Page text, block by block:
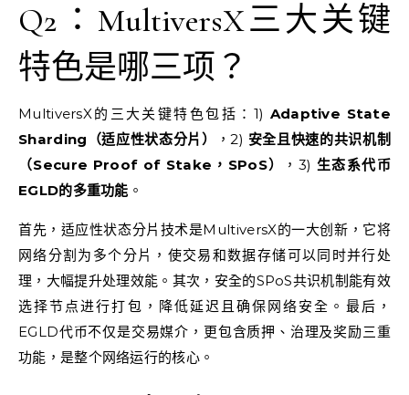
Q2：MultiversX三大关键
特色是哪三项？
MultiversX的三大关键特色包括：1) Adaptive State
Sharding（适应性状态分片）
，2) 安全且快速的共识机制
（Secure Proof of Stake，SPoS）
，3) 生态系代币
EGLD的多重功能 。
首先，适应性状态分片技术是MultiversX的一大创新，它将
网络分割为多个分片，使交易和数据存储可以同时并行处
理，大幅提升处理效能。其次，安全的SPoS共识机制能有效
选择节点进行打包，降低延迟且确保网络安全。最后，
EGLD代币不仅是交易媒介，更包含质押、治理及奖励三重
功能，是整个网络运行的核心。